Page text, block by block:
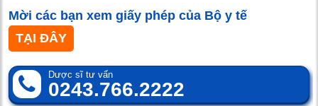
Mời các bạn xem giấy phép của Bộ y tế
TẠI ĐÂY
Dược sĩ tư vấn
0243.766.2222